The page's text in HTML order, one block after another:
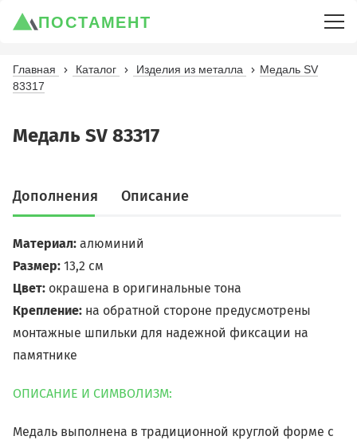
ПОСТАМЕНТ
Главная Каталог Изделия из металла
Медаль SV
83317
Медаль SV 83317
Дополнения Описание
Материал: алюминий
Размер: 13,2 см
Цвет: окрашена в оригинальные тона
Крепление: на обратной стороне предусмотрены
монтажные шпильки для надежной фиксации на
памятнике
ОПИСАНИЕ И СИМВОЛИЗМ:
Медаль выполнена в традиционной круглой форме с